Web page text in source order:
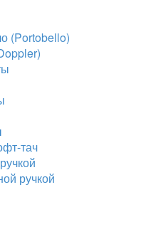
(Portobello)
тач
ручкой